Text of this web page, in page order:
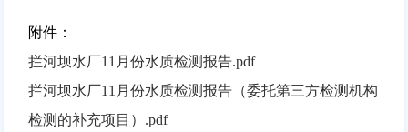
附件：
拦河坝水厂11月份水质检测报告.pdf
拦河坝水厂11月份水质检测报告（委托第三方检测机构
检测的补充项目）.pdf